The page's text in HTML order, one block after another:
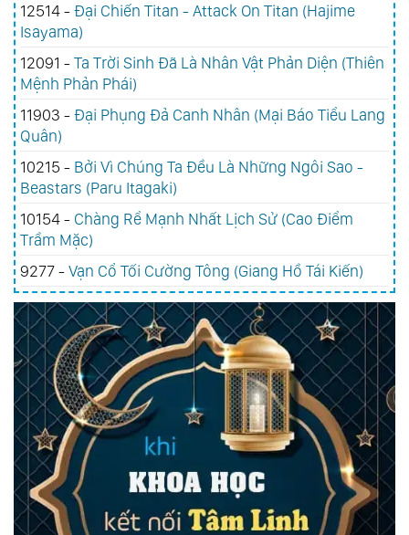
12514 -Đại Chiến Titan - Attack On Titan (Hajime
Isayama)
12091 -Ta Trời Sinh Đã Là Nhân Vật Phản Diện (Thiên
Mệnh Phản Phái)
11903 -Đại Phụng Đả Canh Nhân (Mại Báo Tiểu Lang
Quân)
10215 - Bởi Vì Chúng Ta Đều Là Những Ngôi Sao -
Beastars (Paru Itagaki)
10154 - Chàng Rể Mạnh Nhất Lịch Sử (Cao Điểm
Trầm Mặc)
9277 -Vạn Cổ Tối Cường Tông (Giang Hồ Tái Kiến)